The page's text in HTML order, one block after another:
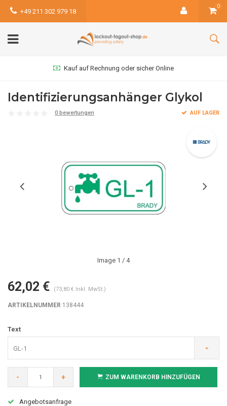
+49 211 302 979 18
0
Kauf auf Rechnung oder sicher Online
Identifizierungsanhänger Glykol
0 bewertungen AUF LAGER
Image 1 / 4
62,02 € (73,80 € Inkl. MwSt.)
ARTIKELNUMMER 138444
Text
GL-1
- + ZUM WARENKORB HINZUFÜGEN
Angebotsanfrage